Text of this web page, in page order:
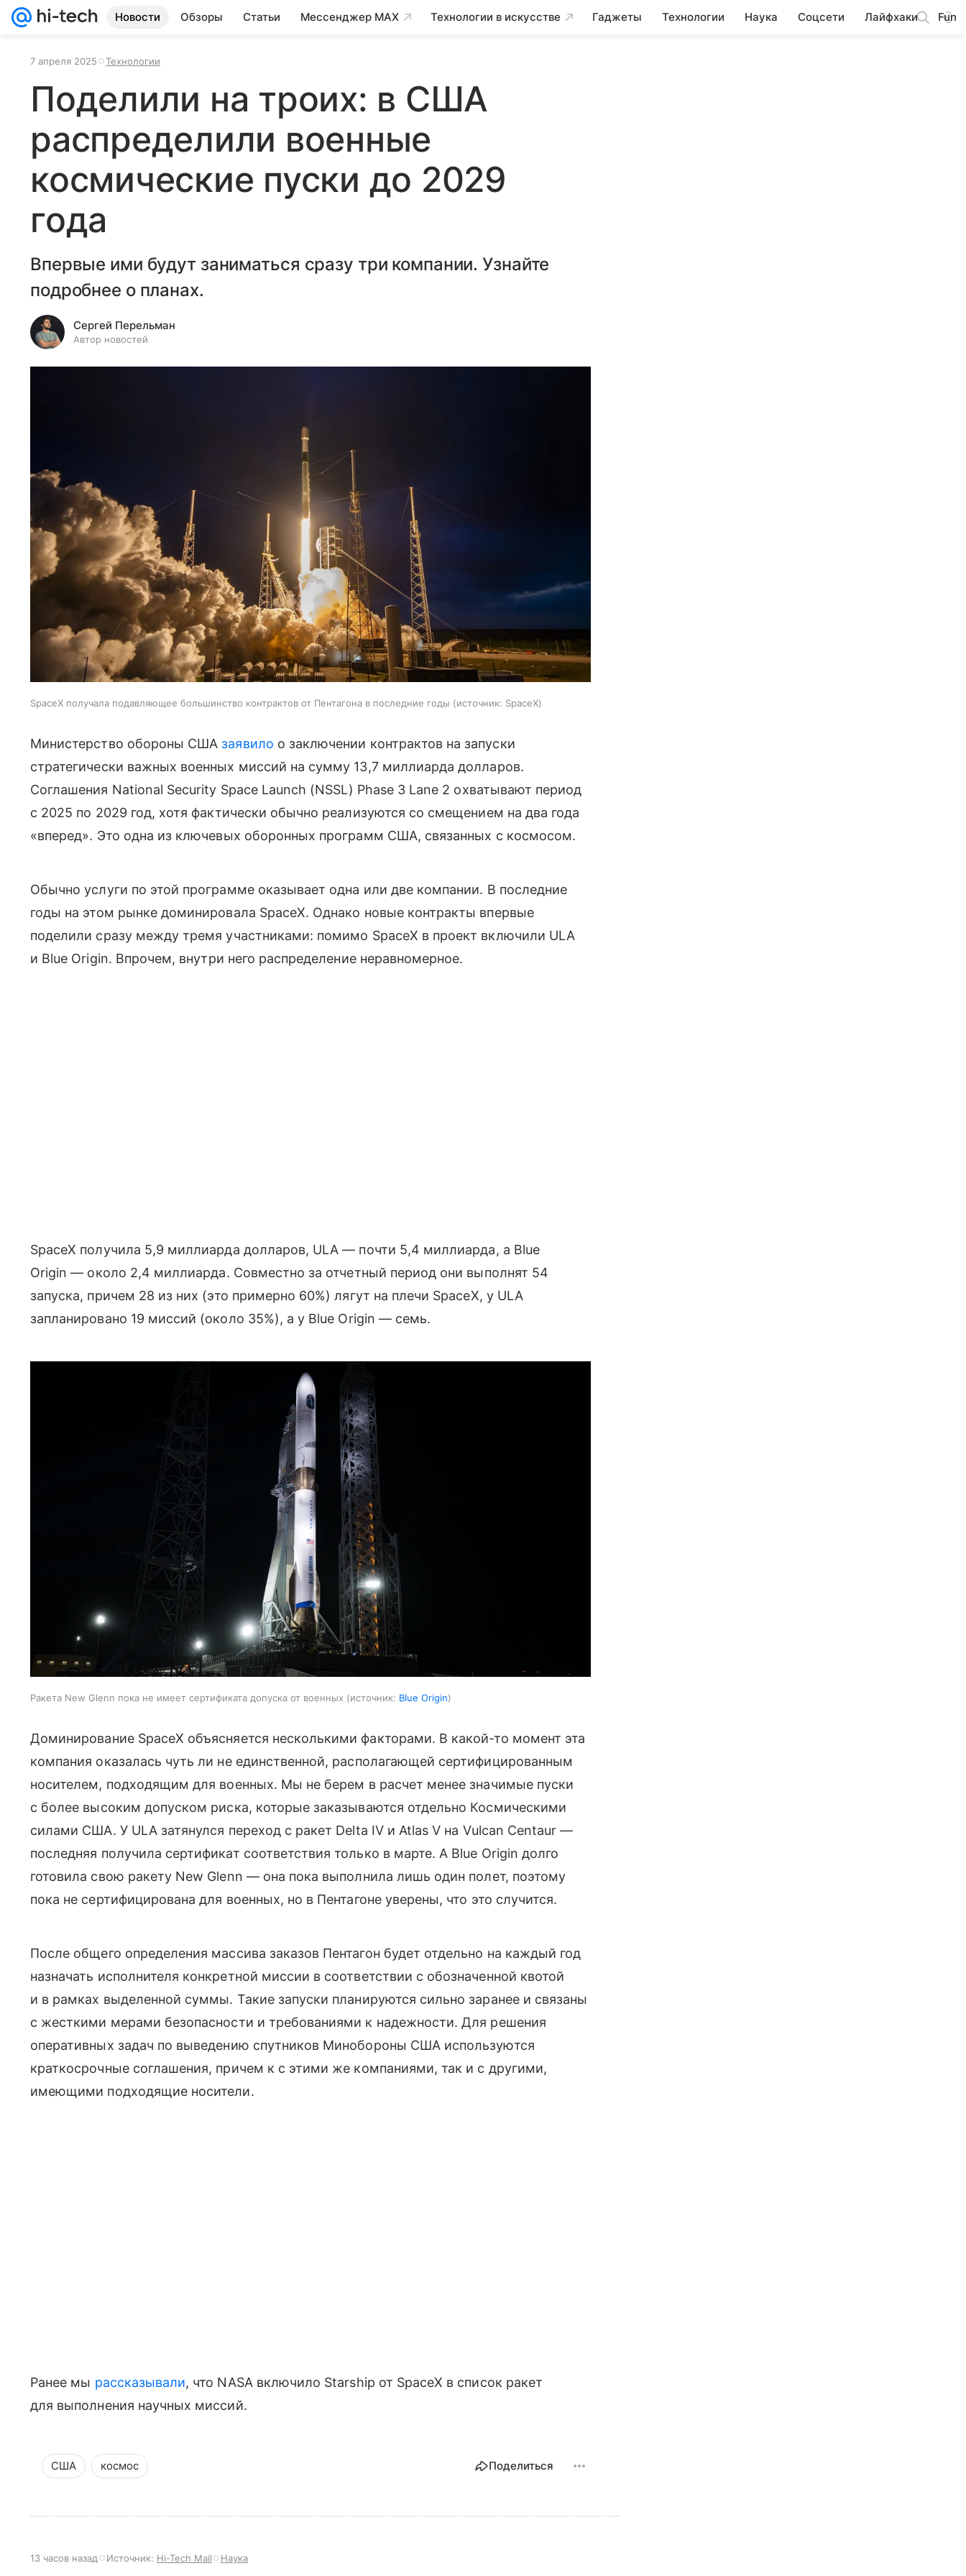
Новости Обзоры Статьи Мессенджер MAX Технологии в искусстве Гаджеты Технологии Наука Соцсети Лайфхаки Fun
7 апреля 2025 Технологии
Поделили на троих: в США
распределили военные
космические пуски до 2029
года
Впервые ими будут заниматься сразу три компании. Узнайте
подробнее о планах.
Сергей Перельман
Автор новостей
SpaceX получала подавляющее большинство контрактов от Пентагона в последние годы источник: SpaceX
Министерство обороны США заявило о заключении контрактов на запуски
стратегически важных военных миссий на сумму 13,7 миллиарда долларов.
Соглашения National Security Space Launch (NSSL) Phase 3 Lane 2 охватывают период
с 2025 по 2029 год, хотя фактически обычно реализуются со смещением на два года
«вперед». Это одна из ключевых оборонных программ США, связанных с космосом.
Обычно услуги по этой программе оказывает одна или две компании. В последние
годы на этом рынке доминировала SpaceX. Однако новые контракты впервые
поделили сразу между тремя участниками: помимо SpaceX в проект включили ULA
и Blue Origin. Впрочем, внутри него распределение неравномерное.
SpaceX получила 5,9 миллиарда долларов, ULA — почти 5,4 миллиарда, а Blue
Origin — около 2,4 миллиарда. Совместно за отчетный период они выполнят 54
запуска, причем 28 из них (это примерно 60%) лягут на плечи SpaceX, у ULA
запланировано 19 миссий (около 35%), а у Blue Origin — семь.
Ракета New Glenn пока не имеет сертификата допуска от военных источник: Blue Origin
Доминирование SpaceX объясняется несколькими факторами. В какой-то момент эта
компания оказалась чуть ли не единственной, располагающей сертифицированным
носителем, подходящим для военных. Мы не берем в расчет менее значимые пуски
с более высоким допуском риска, которые заказываются отдельно Космическими
силами США. У ULA затянулся переход с ракет Delta IV и Atlas V на Vulcan Centaur —
последняя получила сертификат соответствия только в марте. А Blue Origin долго
готовила свою ракету New Glenn — она пока выполнила лишь один полет, поэтому
пока не сертифицирована для военных, но в Пентагоне уверены, что это случится.
После общего определения массива заказов Пентагон будет отдельно на каждый год
назначать исполнителя конкретной миссии в соответствии с обозначенной квотой
и в рамках выделенной суммы. Такие запуски планируются сильно заранее и связаны
с жесткими мерами безопасности и требованиями к надежности. Для решения
оперативных задач по выведению спутников Минобороны США используются
краткосрочные соглашения, причем к с этими же компаниями, так и с другими,
имеющими подходящие носители.
Ранее мы рассказывали, что NASA включило Starship от SpaceX в список ракет
для выполнения научных миссий.
США космос Поделиться
13 часов назад Источник: Hi-Tech Mail Наука